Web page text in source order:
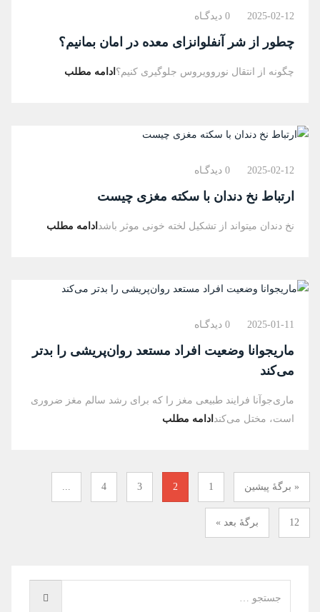
2025-02-12 0 دیدگـاه
چطور از شر آنفلوانزای معده در امان بمانیم؟
چگونه از انتقال نوروویروس جلوگیری کنیم؟ ادامه مطلب
2025-02-12 0 دیدگـاه
ارتباط نخ دندان با سکته مغزی چیست
نخ دندان میتواند از تشکیل لخته خونی موثر باشد ادامه مطلب
2025-01-11 0 دیدگـاه
ماریجوانا وضعیت افراد مستعد روان‌پریشی را بدتر
می‌کند
ماری‌جوآنا فرایند طبیعی مغز را که برای رشد سالم مغز ضروری
است، مختل می‌کند ادامه مطلب
« برگه‌ٔ پیشین 1
2
3
4
...
12 برگهٔ بعد »